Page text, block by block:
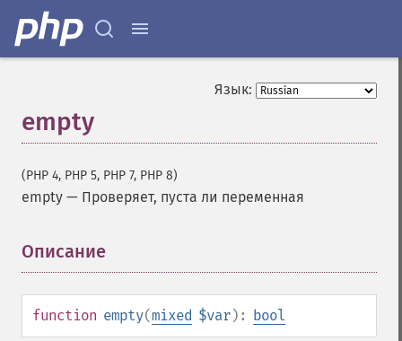
Язык:
empty
(PHP 4, PHP 5, PHP 7, PHP 8)
empty — Проверяет, пуста ли переменная
Описание
function empty(mixed $var): bool